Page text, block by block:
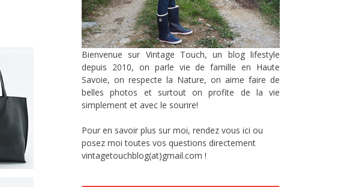
Bienvenue sur Vintage Touch, un blog lifestyle
depuis 2010, on parle vie de famille en Haute
Savoie, on respecte la Nature, on aime faire de
belles photos et surtout on profite de la vie
simplement et avec le sourire!
Pour en savoir plus sur moi, rendez vous ici ou
posez moi toutes vos questions directement
vintagetouchblog(at)gmail.com !